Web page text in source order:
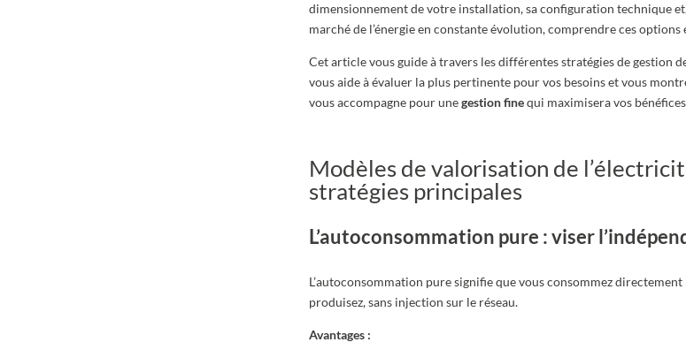
dimensionnement de votre installation, sa configuration technique
marché de l’énergie en constante évolution, comprendre ces
Cet article vous guide à travers les différentes stratégies de gestion
vous aide à évaluer la plus pertinente pour vos besoins et vous
vous accompagne pour unegestion finequi maximisera vos
Modèles de valorisation de
stratégies principales
L’autoconsommation pure : viser
L’autoconsommation pure signifie que vous consommez
produisez, sans injection sur le réseau.
Avantages :